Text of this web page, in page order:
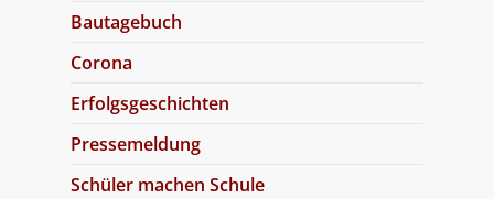
Bautagebuch
Corona
Erfolgsgeschichten
Pressemeldung
Schüler machen Schule